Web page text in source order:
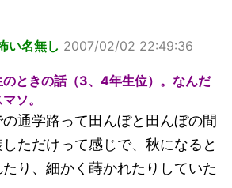
い名無し 2007/02/02 22:49:36
ときの話（3、4年生位）。なんだ
ソ。
通学路って田んぼと田んぼの間
ただけって感じで、秋になると
り、細かく蒔かれたりしていた